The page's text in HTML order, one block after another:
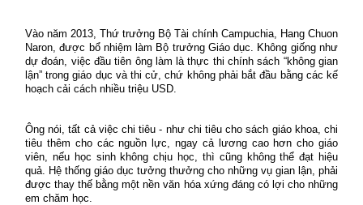
Vào năm 2013, Thứ trưởng Bộ Tài chính Campuchia, Hang Chuon
Naron, được bổ nhiệm làm Bộ trưởng Giáo dục. Không giống như
dự đoán, việc đầu tiên ông làm là thực thi chính sách “không gian
lận” trong giáo dục và thi cử, chứ không phải bắt đầu bằng các kế
hoạch cải cách nhiều triệu USD.
Ông nói, tất cả việc chi tiêu - như chi tiêu cho sách giáo khoa, chi
tiêu thêm cho các nguồn lực, ngay cả lương cao hơn cho giáo
viên, nếu học sinh không chịu học, thì cũng không thể đạt hiệu
quả. Hệ thống giáo dục tưởng thưởng cho những vụ gian lận, phải
được thay thế bằng một nền văn hóa xứng đángcó lợi cho những
em chăm học.